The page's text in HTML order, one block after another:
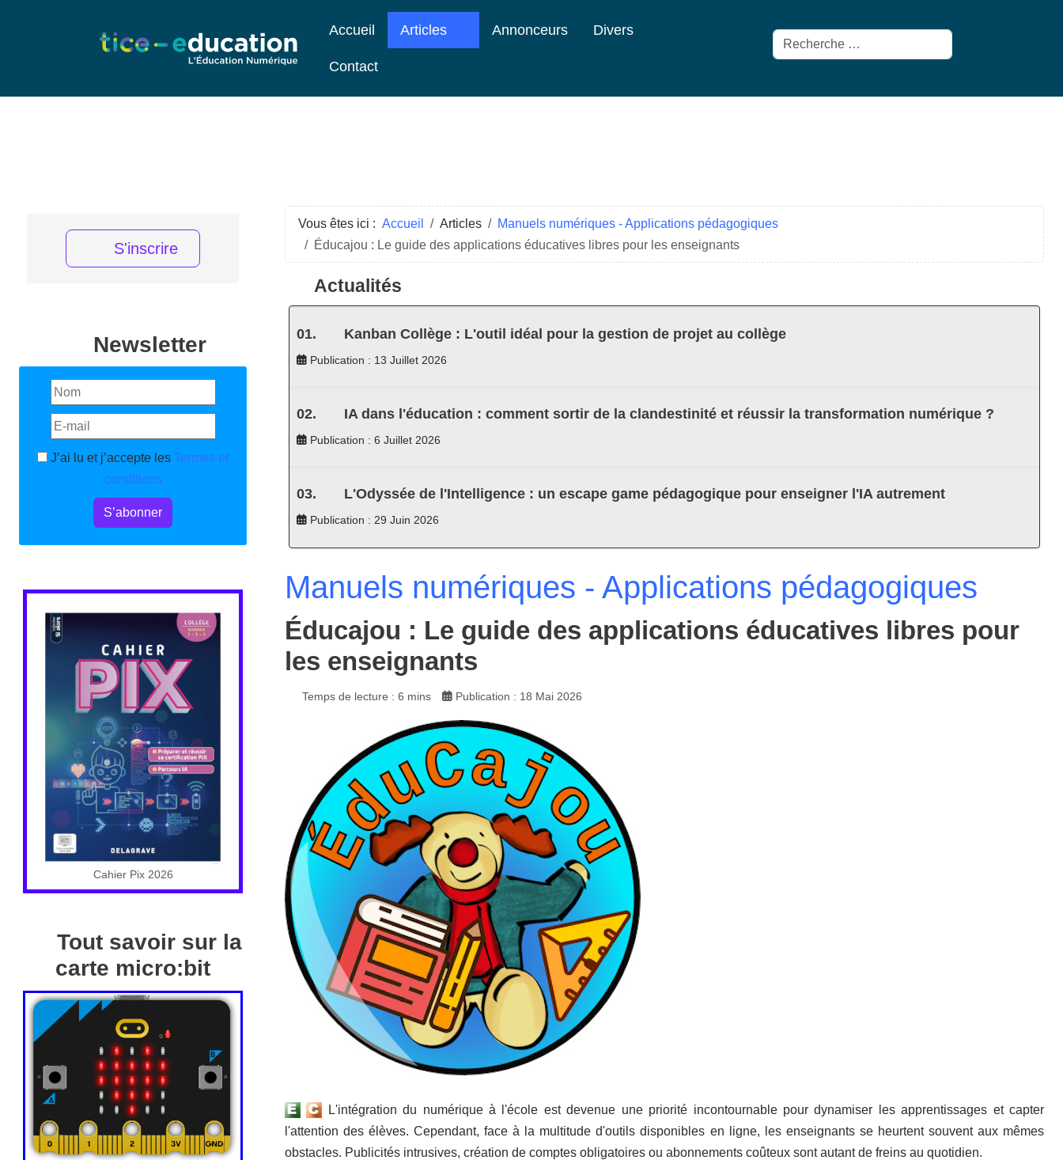
Accueil Articles Annonceurs Divers
Contact
Rechercher
S'inscrire
Newsletter
J’ai lu et j’accepte les Termes et
conditions
S’abonner
Cahier Pix 2026
Tout savoir sur la
carte micro:bit
Vous êtes ici : Accueil Articles
Manuels numériques - Applications pédagogiques
Éducajou : Le guide des applications éducatives libres pour les enseignants
Actualités
Kanban Collège : L'outil idéal pour la gestion de projet au collège
Publication : 13 Juillet 2026
IA dans l'éducation : comment sortir de la clandestinité et réussir la transformation numérique ?
Publication : 6 Juillet 2026
L'Odyssée de l'Intelligence : un escape game pédagogique pour enseigner l'IA autrement
Publication : 29 Juin 2026
Manuels numériques - Applications pédagogiques
Éducajou : Le guide des applications éducatives libres pour
les enseignants
Temps de lecture : 6 mins Publication : 18 Mai 2026
L'intégration du numérique à l'école est devenue une priorité incontournable pour dynamiser les apprentissages et capter
l'attention des élèves. Cependant, face à la multitude d'outils disponibles en ligne, les enseignants se heurtent souvent aux mêmes
obstacles. Publicités intrusives, création de comptes obligatoires ou abonnements coûteux sont autant de freins au quotidien.